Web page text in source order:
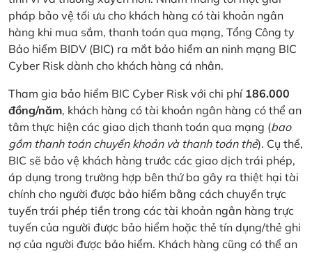
pháp bảo vệ tối ưu cho khách hàng có tài khoản ngân
hàng khi mua sắm, thanh toán qua mạng, Tổng Công ty
Bảo hiểm BIDV (BIC) ra mắt bảo hiểm an ninh mạng BIC
Cyber Risk dành cho khách hàng cá nhân.
Tham gia bảo hiểm BIC Cyber Risk với chi phí 186.000
đồng/năm, khách hàng có tài khoản ngân hàng có thể an
tâm thực hiện các giao dịch thanh toán qua mạng (bao
gồm thanh toán chuyển khoản và thanh toán thẻ). Cụ thể,
BIC sẽ bảo vệ khách hàng trước các giao dịch trái phép,
áp dụng trong trường hợp bên thứ ba gây ra thiệt hại tài
chính cho người được bảo hiểm bằng cách chuyển trực
tuyến trái phép tiền trong các tài khoản ngân hàng trực
tuyến của người được bảo hiểm hoặc thẻ tín dụng/thẻ ghi
nợ của người được bảo hiểm. Khách hàng cũng có thể an